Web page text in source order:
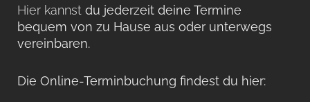
Hier kannst du jederzeit deine Termine
bequem von zu Hause aus oder unterwegs
vereinbaren.
Die Online-Terminbuchung findest du hier: